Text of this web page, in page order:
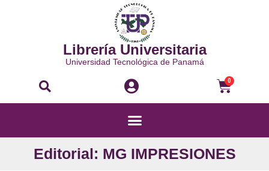
Librería Universitaria
Universidad Tecnológica de Panamá
Buscar 0
Menú
Editorial: MG IMPRESIONES